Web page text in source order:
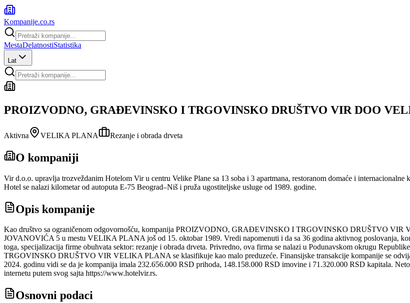
Kompanije.co.rs
MestaDelatnostiStatistika
Lat
PROIZVODNO, GRAĐEVINSKO I TRGOVINSKO DRUŠTVO VIR DOO
Aktivna VELIKA PLANA Rezanje i obrada drveta
O kompaniji
Vir d.o.o. upravlja trozveždanim Hotelom Vir u centru Velike Plane sa 13 soba i 3 apartmana, restorаnom domaće i
Hotel se nalazi kilometar od autoputa E-75 Beograd–Niš i pruža ugostiteljske usluge od 1989. godine.
Opis kompanije
Kao društvo sa ograničenom odgovornošću, kompanija PROIZVODNO, GRAĐEVINSKO I TRGOVINSKO DRUŠTVO VIR
JOVANOVIĆA 5 u mestu VELIKA PLANA još od 15. oktobar 1989. Vredi napomenuti i da sa 36 godina aktivnog poslovanja,
toga, specijalizacija firme obuhvata sektor: rezanje i obrada drveta. Privredno, ova firma se nalazi u Podunavskom okrugu
TRGOVINSKO DRUŠTVO VIR VELIKA PLANA se klasifikuje kao malo preduzeće. Finansijske transakcije kompanije se
2024. godinu vidi se da je kompanija imala 232.656.000 RSD prihoda, 148.158.000 RSD imovine i 71.320.000 RSD kapitala.
internetu putem svog sajta https://www.hotelvir.rs.
Osnovni podaci